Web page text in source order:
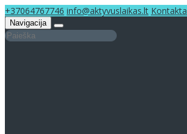
+37064767746 info@aktyvuslaikas.lt
Navigacija